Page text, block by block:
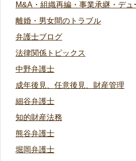
M&A・組織再編・事業承継・デュ
離婚・男女間のトラブル
弁護士ブログ
法律関係トピックス
中野弁護士
成年後見、任意後見、財産管理
細谷弁護士
知的財産法務
熊谷弁護士
堀岡弁護士